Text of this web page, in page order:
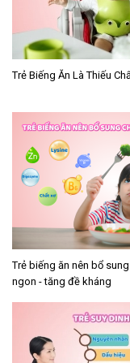
Trẻ Biếng Ăn Là Thiếu
Trẻ biếng ăn nên bổ
ngon - tăng đề kháng